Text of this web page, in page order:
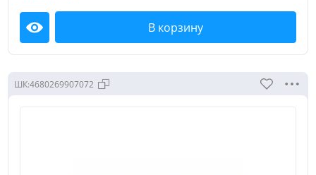
Посмотреть В корзину
ШК:4680269907072